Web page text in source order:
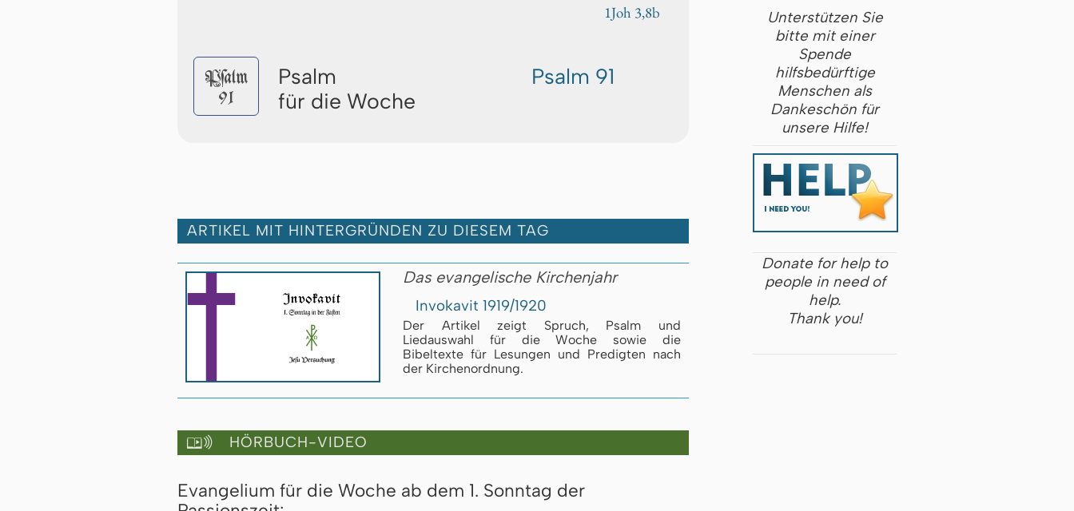
1Joh 3,8b
Pſalm
91
Psalm
für die Woche
Psalm 91
ARTIKEL MIT HINTERGRÜNDEN ZU DIESEM TAG
Das evangelische Kirchenjahr
Invokavit 1919/1920
Der Artikel zeigt Spruch, Psalm und
Liedauswahl für die Woche sowie die
Bibeltexte für Lesungen und Predigten nach
der Kirchenordnung.
 HÖRBUCH-VIDEO
Evangelium für die Woche ab dem 1. Sonntag der
Unterstützen Sie
bitte mit einer
Spende
hilfsbedürftige
Menschen als
Dankeschön für
unsere Hilfe!
Donate for help to
people in need of
help.
Thank you!